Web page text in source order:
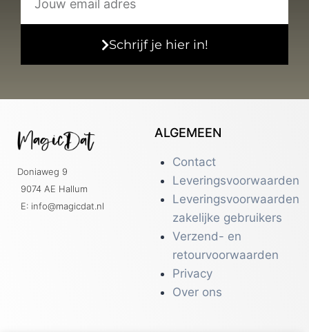
Schrijf je hier in!
Doniaweg 9
9074 AE Hallum
E: info@magicdat.nl
ALGEMEEN
Contact
Leveringsvoorwaarden
Leveringsvoorwaarden
zakelijke gebruikers
Verzend- en
retourvoorwaarden
Privacy
Over ons